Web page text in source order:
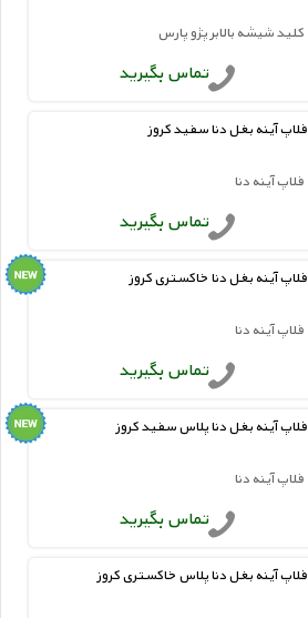
کلید شیشه بالابر پژو پارس
تماس بگیرید
فلاپ آینه بغل دنا سفید کروز
فلاپ آینه دنا
تماس بگیرید
فلاپ آینه بغل دنا خاکستری کروز
فلاپ آینه دنا
تماس بگیرید
فلاپ آینه بغل دنا پلاس سفید کروز
فلاپ آینه دنا
تماس بگیرید
فلاپ آینه بغل دنا پلاس خاکستری کروز